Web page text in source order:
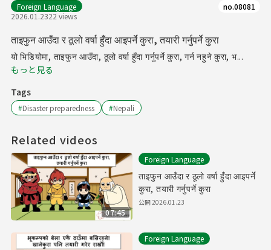
Foreign Language
2026.01.2322 views
no.08081
ताइफुन आउँदा र ठूलो वर्षा हुँदा आइपर्ने कुरा, तयारी गर्नुपर्ने कुरा
यो भिडियोमा, ताइफुन आउँदा, ठूलो वर्षा हुँदा गर्नुपर्ने कुरा, गर्न नहुने कुरा, भ...
もっと見る
Tags
#Disaster preparedness #Nepali
Related videos
07:45
Foreign Language
ताइफुन आउँदा र ठूलो वर्षा हुँदा आइपर्ने
कुरा, तयारी गर्नुपर्ने कुरा
公開2026.01.23
Foreign Language